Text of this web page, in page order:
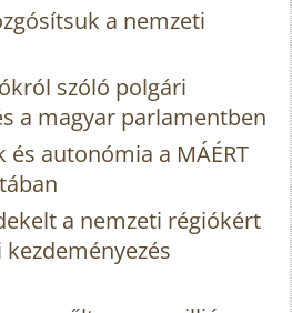
a nemzeti
szóló polgári
a magyar parlamentben
és autonómia a MÁÉRT
a nemzeti régiókért